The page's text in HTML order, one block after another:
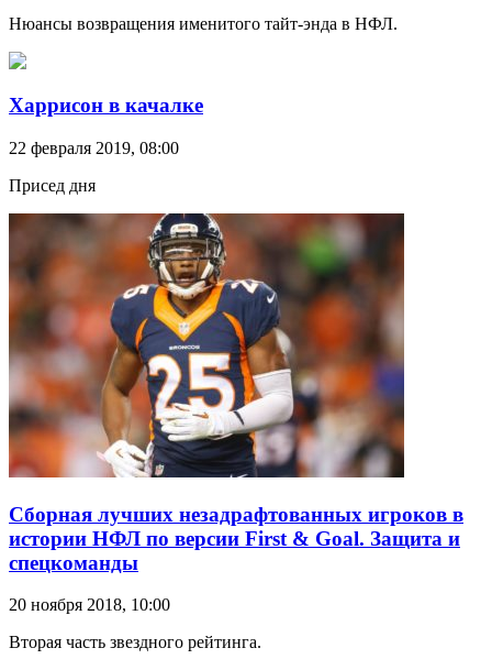
Нюансы возвращения именитого тайт-энда в НФЛ.
Харрисон в качалке
22 февраля 2019, 08:00
Присед дня
Сборная лучших незадрафтованных игроков в
истории НФЛ по версии First & Goal. Защита и
спецкоманды
20 ноября 2018, 10:00
Вторая часть звездного рейтинга.